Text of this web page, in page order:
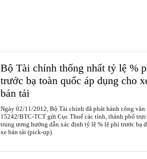
Bộ Tài chính thống nhất tỷ lệ %
trước bạ toàn quốc áp dụng cho
bán tải
Ngày 02/11/2012, Bộ Tài chính đã phát hành công văn
15242/BTC-TCT gửi Cục Thuế các tỉnh, thành phố
trung ương hướng dẫn xác định tỷ lệ % lệ phí trước bạ
xe bán tải (pick-up)